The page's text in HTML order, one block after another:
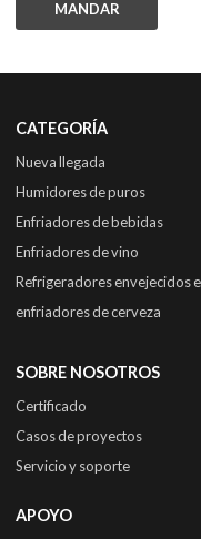
MANDAR
CATEGORÍA
Nueva llegada
Humidores de puros
Enfriadores de bebidas
Enfriadores de vino
Refrigeradores envejecidos
enfriadores de cerveza
SOBRE NOSOTROS
Certificado
Casos de proyectos
Servicio y soporte
APOYO